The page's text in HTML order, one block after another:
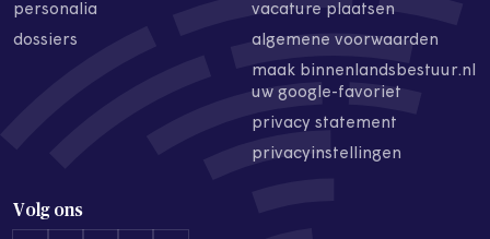
personalia
dossiers
vacature plaatsen
algemene voorwaarden
maak binnenlandsbestuur.nl
uw google-favoriet
privacy statement
privacyinstellingen
Volg ons